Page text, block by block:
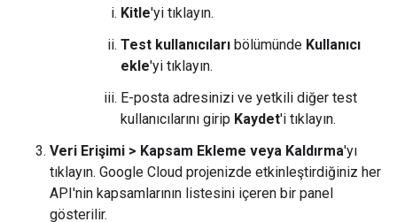
Kitle'yi tıklayın.
Test kullanıcıları bölümünde Kullanıcı
ekle'yi tıklayın.
E-posta adresinizi ve yetkili diğer test
kullanıcılarını girip Kaydet'i tıklayın.
Veri Erişimi > Kapsam Ekleme veya Kaldırma'yı
tıklayın. Google Cloud projenizde etkinleştirdiğiniz her
API'nin kapsamlarının listesini içeren bir panel
gösterilir.